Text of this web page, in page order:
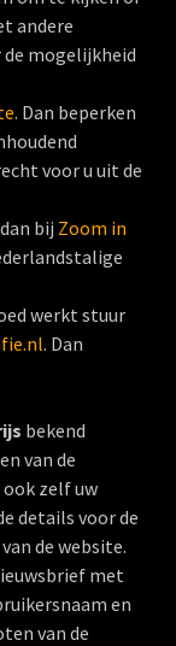
andere
mogelijkheid
. Dan beperken
voor u uit de
bij Zoom in
werkt stuur
. Dan
bekend
van de
zelf uw
details voor de
de website.
met
en
van de